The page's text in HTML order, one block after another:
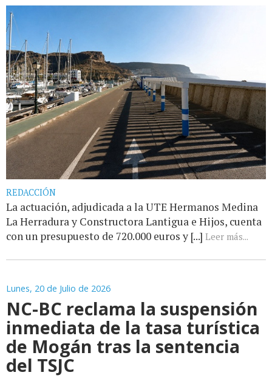
REDACCIÓN
La actuación, adjudicada a la UTE Hermanos Medina
La Herradura y Constructora Lantigua e Hijos, cuenta
con un presupuesto de 720.000 euros y [...] Leer más...
Lunes, 20 de Julio de 2026
NC-BC reclama la suspensión
inmediata de la tasa turística
de Mogán tras la sentencia
del TSJC